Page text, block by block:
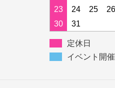
23
24 25 26
30
31
定休日
イベント開催